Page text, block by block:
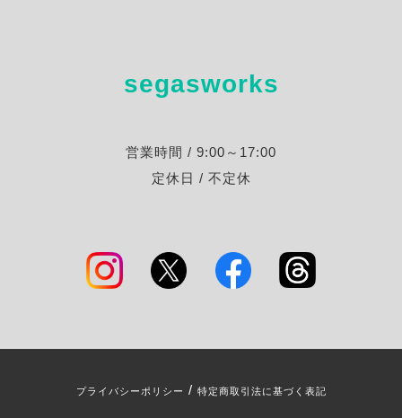
segasworks
営業時間 / 9:00～17:00
定休日 / 不定休
プライバシーポリシー / 特定商取引法に基づく表記